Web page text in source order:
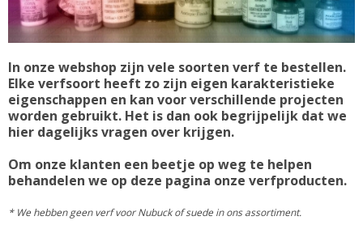
In onze webshop zijn vele soorten verf te bestellen.
Elke verfsoort heeft zo zijn eigen karakteristieke
eigenschappen en kan voor verschillende projecten
worden gebruikt. Het is dan ook begrijpelijk dat we
hier dagelijks vragen over krijgen.
Om onze klanten een beetje op weg te helpen
behandelen we op deze pagina onze verfproducten.
* We hebben geen verf voor Nubuck of suede in ons assortiment.